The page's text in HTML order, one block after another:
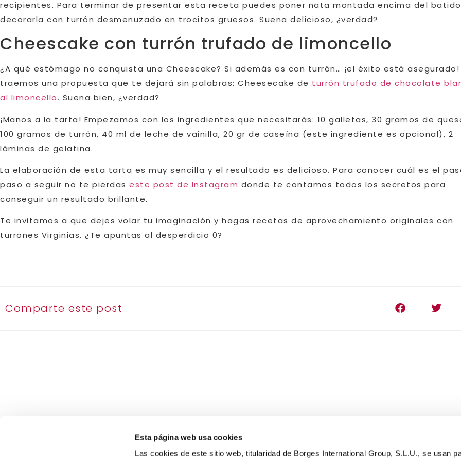
Esta página web usa cookies
Las cookies de este sitio web, titularidad de Borges International Group, S.L.U., se usan
recipientes. Para terminar de presentar esta receta puedes poner nata montada encima del
decorarla con turrón desmenuzado en trocitos gruesos. Suena delicioso, ¿verdad?
Cheescake con turrón trufado de limoncello
¿A qué estómago no conquista una Cheescake? Si además es con turrón… ¡el éxito está asegurado!
traemos una propuesta que te dejará sin palabras: Cheesecake de turrón trufado de chocolate
al limoncello. Suena bien, ¿verdad?
¡Manos a la tarta! Empezamos con los ingredientes que necesitarás: 10 galletas, 30 gramos de
100 gramos de turrón, 40 ml de leche de vainilla, 20 gr de caseína (este ingrediente es opcional), 2
láminas de gelatina.
La elaboración de esta tarta es muy sencilla y el resultado es delicioso. Para conocer cuál es el
paso a seguir no te pierdas este post de Instagram donde te contamos todos los secretos para
conseguir un resultado brillante.
Te invitamos a que dejes volar tu imaginación y hagas recetas de aprovechamiento originales con
turrones Virginias. ¿Te apuntas al desperdicio 0?
Comparte este post